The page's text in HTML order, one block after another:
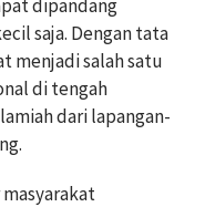
dipandang
saja. Dengan tata
menjadi salah satu
di tengah
dari lapangan-
masyarakat